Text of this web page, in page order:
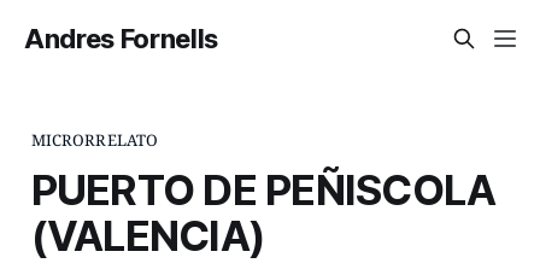
Andres Fornells
MICRORRELATO
PUERTO DE PEÑISCOLA
(VALENCIA)